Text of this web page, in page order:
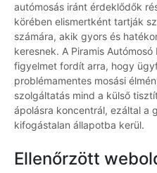
autómosás iránt érdeklődők
körében elismertként tartják
számára, akik gyors és
keresnek. A Piramis
figyelmet fordít arra, hogy
problémamentes mosási
szolgáltatás mind a külső
ápolásra koncentrál, ezáltal a
kifogástalan állapotba kerül.
Ellenőrzött